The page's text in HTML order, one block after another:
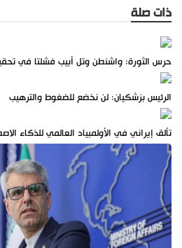
ذات صلة
حرس الثورة: واشنطن وتل أبيب فشلتا في
الرئيس بزشكيان: لن نخضع للضغوط والترهيب
تألق إيراني في الأولمبياد العالمي للذكاء